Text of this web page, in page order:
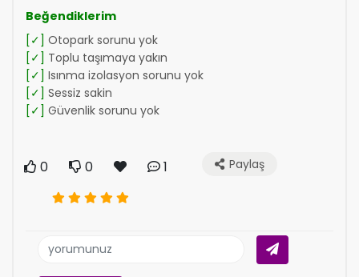
Beğendiklerim
[✓] Otopark sorunu yok
[✓] Toplu taşımaya yakın
[✓] Isınma izolasyon sorunu yok
[✓] Sessiz sakin
[✓] Güvenlik sorunu yok
0 0 1 Paylaş